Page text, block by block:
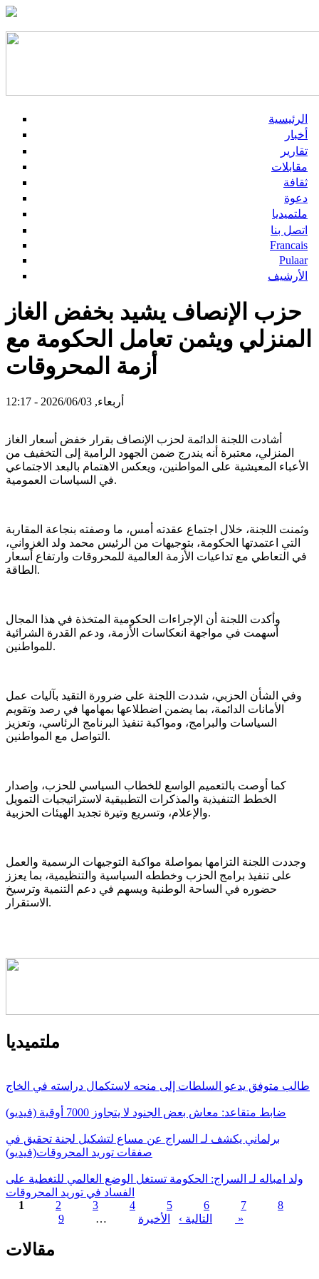
الرئيسية
أخبار
تقارير
مقابلات
ثقافة
دعوة
ملتميديا
اتصل بنا
Francais
Pulaar
الأرشيف
حزب الإنصاف يشيد بخفض الغاز
المنزلي ويثمن تعامل الحكومة مع
أزمة المحروقات
أربعاء, 2026/06/03 - 12:17
أشادت اللجنة الدائمة لحزب الإنصاف بقرار خفض أسعار الغاز
المنزلي، معتبرة أنه يندرج ضمن الجهود الرامية إلى التخفيف من
الأعباء المعيشية على المواطنين، ويعكس الاهتمام بالبعد الاجتماعي
في السياسات العمومية.
وثمنت اللجنة، خلال اجتماع عقدته أمس، ما وصفته بنجاعة المقاربة
التي اعتمدتها الحكومة، بتوجيهات من الرئيس محمد ولد الغزواني،
في التعاطي مع تداعيات الأزمة العالمية للمحروقات وارتفاع أسعار
الطاقة.
وأكدت اللجنة أن الإجراءات الحكومية المتخذة في هذا المجال
أسهمت في مواجهة انعكاسات الأزمة، ودعم القدرة الشرائية
للمواطنين.
وفي الشأن الحزبي، شددت اللجنة على ضرورة التقيد بآليات عمل
الأمانات الدائمة، بما يضمن اضطلاعها بمهامها في رصد وتقويم
السياسات والبرامج، ومواكبة تنفيذ البرنامج الرئاسي، وتعزيز
التواصل مع المواطنين.
كما أوصت بالتعميم الواسع للخطاب السياسي للحزب، وإصدار
الخطط التنفيذية والمذكرات التطبيقية لاستراتيجيات التمويل
والإعلام، وتسريع وتيرة تجديد الهيئات الحزبية.
وجددت اللجنة التزامها بمواصلة مواكبة التوجيهات الرسمية والعمل
على تنفيذ برامج الحزب وخططه السياسية والتنظيمية، بما يعزز
حضوره في الساحة الوطنية ويسهم في دعم التنمية وترسيخ
الاستقرار.
ملتميديا
طالب متوفق يدعو السلطات إلى منحه لاستكمال دراسته في الخاج
ضابط متقاعد: معاش بعض الجنود لا يتجاوز 7000 أوقية (فيديو)
برلماني يكشف لـ السراج عن مساع لتشكيل لجنة تحقيق في
صفقات توريد المحروقات(فيديو)
ولد امباله لـ السراج: الحكومة تستغل الوضع العالمي للتغطية على
الفساد في توريد المحروقات
الصفحات
1 2 3 4 5 6 7
8
9
… التالية › الأخيرة »
مقالات